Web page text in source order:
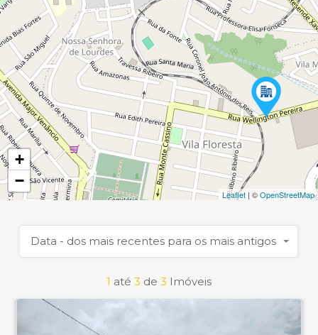
+
−
Leaflet | ©OpenStreetMap
1 até 3 de 3 Imóveis
Data - dos mais recentes para os mais antigos